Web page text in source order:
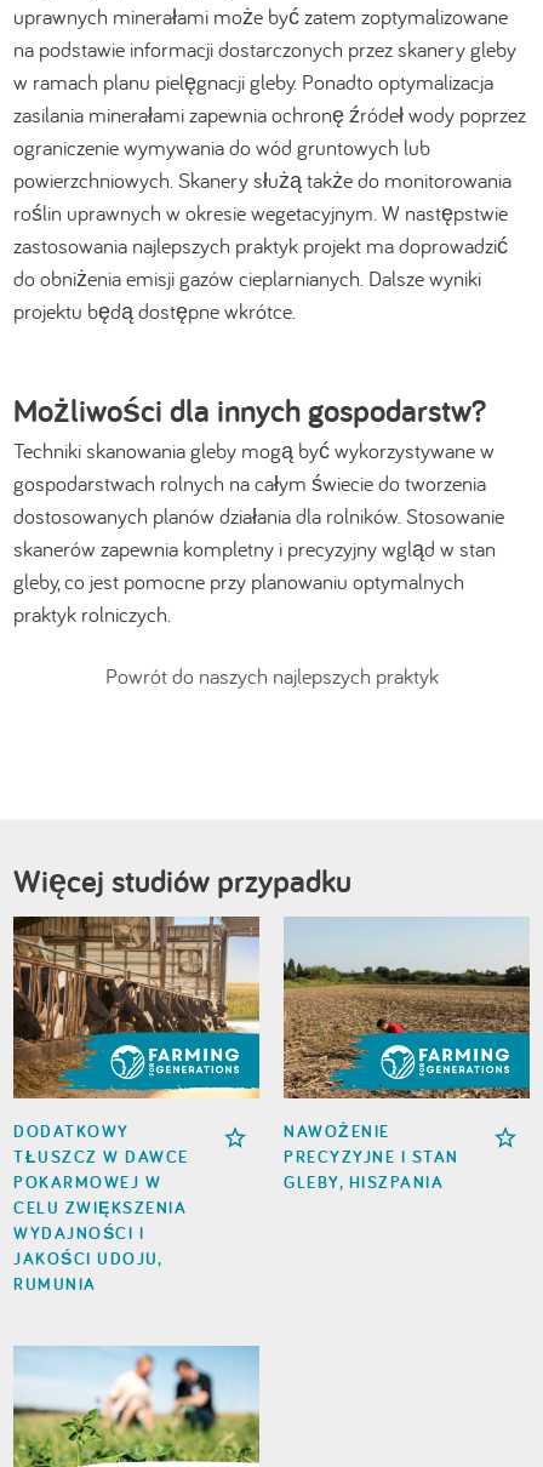
uprawnych minerałami może być zatem zoptymalizowane
na podstawie informacji dostarczonych przez skanery gleby
w ramach planu pielęgnacji gleby. Ponadto optymalizacja
zasilania minerałami zapewnia ochronę źródeł wody poprzez
ograniczenie wymywania do wód gruntowych lub
powierzchniowych. Skanery służą także do monitorowania
roślin uprawnych w okresie wegetacyjnym. W następstwie
zastosowania najlepszych praktyk projekt ma doprowadzić
do obniżenia emisji gazów cieplarnianych. Dalsze wyniki
projektu będą dostępne wkrótce.
Możliwości dla innych gospodarstw?
Techniki skanowania gleby mogą być wykorzystywane w
gospodarstwach rolnych na całym świecie do tworzenia
dostosowanych planów działania dla rolników. Stosowanie
skanerów zapewnia kompletny i precyzyjny wgląd w stan
gleby, co jest pomocne przy planowaniu optymalnych
praktyk rolniczych.
Powrót do naszych najlepszych praktyk
Więcej studiów przypadku
DODATKOWY
TŁUSZCZ W DAWCE
POKARMOWEJ W
CELU ZWIĘKSZENIA
WYDAJNOŚCI I
JAKOŚCI UDOJU,
RUMUNIA
NAWOŻENIE
PRECYZYJNE I STAN
GLEBY, HISZPANIA